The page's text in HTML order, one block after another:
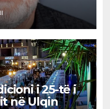
i 25-të i
në Ulqin